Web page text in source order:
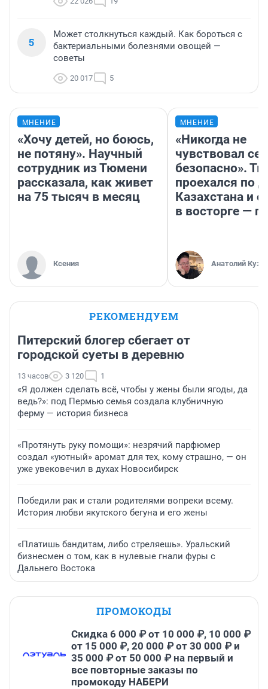
5
Может столкнуться каждый. Как бороться с
бактериальными болезнями овощей —
советы
20 017 5
МНЕНИЕ
«Хочу детей, но боюсь,
не потяну». Научный
сотрудник из Тюмени
рассказала, как живет
на 75 тысяч в месяц
Ксения
МНЕНИЕ
«Никогда не
чувствовал
безопасно».
проехался по
Казахстана и
в восторге —
Анатолий
РЕКОМЕНДУЕМ
Питерский блогер сбегает от
городской суеты в деревню
13 часов 3 120 1
«Я должен сделать всё, чтобы у жены были ягоды, да
ведь?»: под Пермью семья создала клубничную
ферму — история бизнеса
«Протянуть руку помощи»: незрячий парфюмер
создал «уютный» аромат для тех, кому страшно, — он
уже увековечил в духах Новосибирск
Победили рак и стали родителями вопреки всему.
История любви якутского бегуна и его жены
«Платишь бандитам, либо стреляешь». Уральский
бизнесмен о том, как в нулевые гнали фуры с
Дальнего Востока
ПРОМОКОДЫ
Скидка 6 000 ₽ от 10 000 ₽, 10 000 ₽
от 15 000 ₽, 20 000 ₽ от 30 000 ₽ и
35 000 ₽ от 50 000 ₽ на первый и
все повторные заказы по
промокоду НАБЕРИ